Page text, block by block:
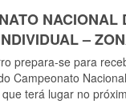
NACIONAL
–
prepara-se para
Campeonato
terá lugar no